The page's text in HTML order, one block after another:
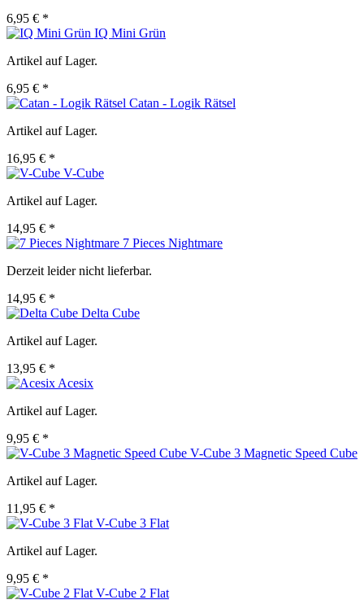
6,95 € *
IQ Mini Grün
Artikel auf Lager.
6,95 € *
Catan - Logik Rätsel
Artikel auf Lager.
16,95 € *
V-Cube
Artikel auf Lager.
14,95 € *
7 Pieces Nightmare
Derzeit leider nicht lieferbar.
14,95 € *
Delta Cube
Artikel auf Lager.
13,95 € *
Acesix
Artikel auf Lager.
9,95 € *
V-Cube 3 Magnetic Speed Cube
Artikel auf Lager.
11,95 € *
V-Cube 3 Flat
Artikel auf Lager.
9,95 € *
V-Cube 2 Flat